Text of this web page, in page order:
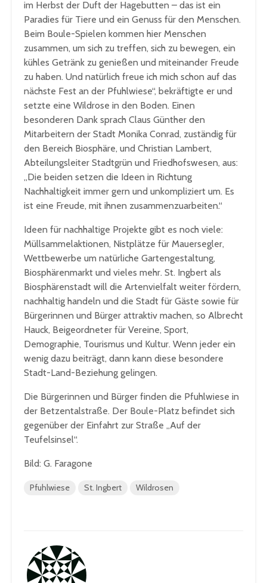
im Herbst der Duft der Hagebutten – das ist ein
Paradies für Tiere und ein Genuss für den Menschen.
Beim Boule-Spielen kommen hier Menschen
zusammen, um sich zu treffen, sich zu bewegen, ein
kühles Getränk zu genießen und miteinander Freude
zu haben. Und natürlich freue ich mich schon auf das
nächste Fest an der Pfuhlwiese“, bekräftigte er und
setzte eine Wildrose in den Boden. Einen
besonderen Dank sprach Claus Günther den
Mitarbeitern der Stadt Monika Conrad, zuständig für
den Bereich Biosphäre, und Christian Lambert,
Abteilungsleiter Stadtgrün und Friedhofswesen, aus:
„Die beiden setzen die Ideen in Richtung
Nachhaltigkeit immer gern und unkompliziert um. Es
ist eine Freude, mit ihnen zusammenzuarbeiten.“
Ideen für nachhaltige Projekte gibt es noch viele:
Müllsammelaktionen, Nistplätze für Mauersegler,
Wettbewerbe um natürliche Gartengestaltung,
Biosphärenmarkt und vieles mehr. St. Ingbert als
Biosphärenstadt will die Artenvielfalt weiter fördern,
nachhaltig handeln und die Stadt für Gäste sowie für
Bürgerinnen und Bürger attraktiv machen, so Albrecht
Hauck, Beigeordneter für Vereine, Sport,
Demographie, Tourismus und Kultur. Wenn jeder ein
wenig dazu beiträgt, dann kann diese besondere
Stadt-Land-Beziehung gelingen.
Die Bürgerinnen und Bürger finden die Pfuhlwiese in
der Betzentalstraße. Der Boule-Platz befindet sich
gegenüber der Einfahrt zur Straße „Auf der
Teufelsinsel“.
Bild: G. Faragone
Pfuhlwiese St. Ingbert Wildrosen